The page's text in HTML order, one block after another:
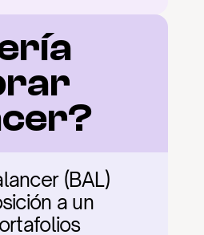
(BAL)
a un